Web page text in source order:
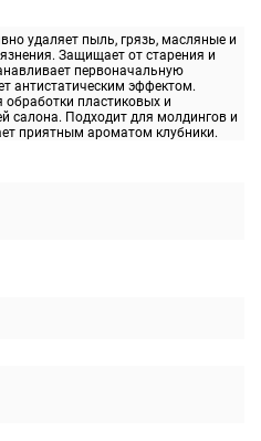
удаляет пыль, грязь, масляные и
Защищает от старения и
первоначальную
антистатическим эффектом.
обработки пластиковых и
салона. Подходит для молдингов и
приятным ароматом клубники.